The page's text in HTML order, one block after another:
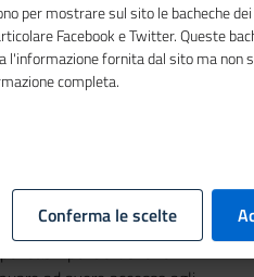
dei capi di Stato sulla crisi del
passaggio decisivo per
coordinata alla pandemia,
imprenditoriale europea,
dell'economia,
da svolgere nella tutela della
politici devono
per mostrare sul sito le bacheche
Facebook e Twitter. Queste
l'informazione fornita dal sito ma non
completa.
Conferma le scelte